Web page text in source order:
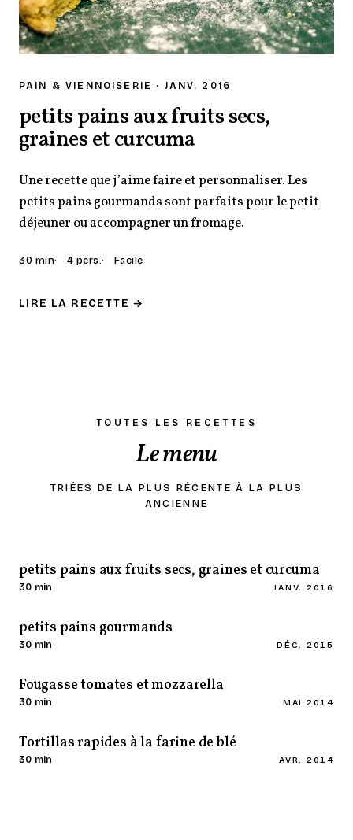
PAIN & VIENNOISERIE · JANV. 2016
petits pains aux fruits secs,
graines et curcuma
Une recette que j’aime faire et personnaliser. Les
petits pains gourmands sont parfaits pour le petit
déjeuner ou accompagner un fromage.
30 min 4 pers. Facile
LIRE LA RECETTE →
TOUTES LES RECETTES
Le menu
TRIÉES DE LA PLUS RÉCENTE À LA PLUS
ANCIENNE
petits pains aux fruits secs, graines et curcuma
30 min JANV. 2016
petits pains gourmands
30 min DÉC. 2015
Fougasse tomates et mozzarella
30 min MAI 2014
Tortillas rapides à la farine de blé
30 min AVR. 2014